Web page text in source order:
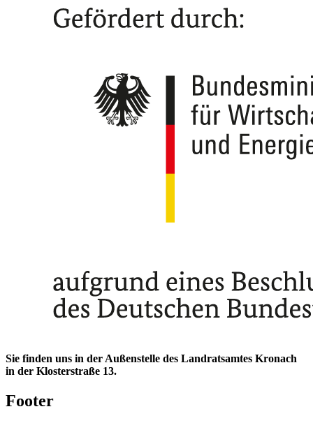
Sie finden uns in der Außenstelle des Landratsamtes Kronach
in der Klosterstraße 13.
Footer